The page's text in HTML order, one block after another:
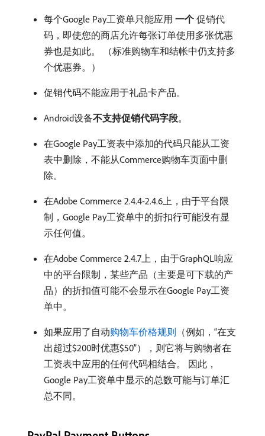
每个Google Pay工资单只能应用​ 一个 ​促销代
码，即使您的商店允许每张订单使用多张优惠
券也是如此。 （标准购物车和结帐中仍支持多
个优惠券。）
促销代码不能应用于礼品卡产品。
Android设备​不支持促销代码字段。
在Google Pay工资表中添加的代码只能从工资
表中删除，不能从Commerce购物车页面中删
除。
在Adobe Commerce 2.4.4-2.4.6上，由于平台限
制，Google Pay工资单中的折扣行可能没有显
示任何值。
在Adobe Commerce 2.4.7上，由于GraphQL响应
中的平台限制，某些产品（主要是可下载的产
品）的折扣值可能不会显示在Google Pay工资
单中。
如果应用了自动购物车价格规则 （例如，“在支
出超过$200时优惠$50”），则它将与购物者在
工资表中应用的任何代码相结合。 因此，
Google Pay工资单中显示的总数可能与订单汇
总不同。